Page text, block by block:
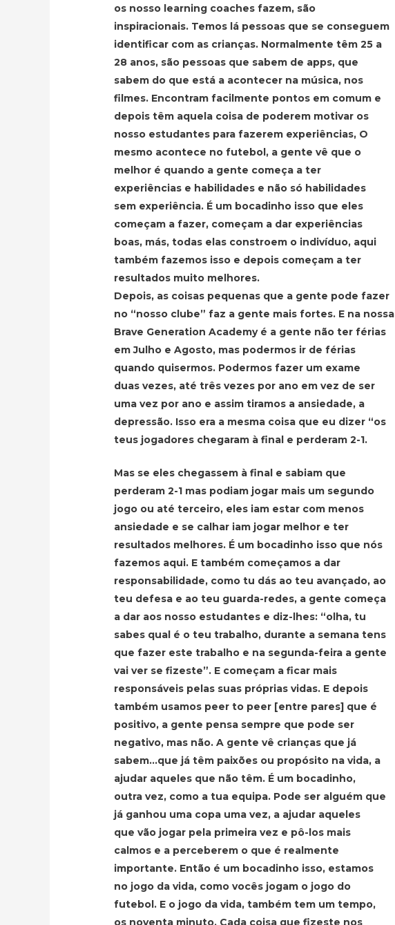
os nosso learning coaches fazem, são
inspiracionais. Temos lá pessoas que se conseguem
identificar com as crianças. Normalmente têm 25 a
28 anos, são pessoas que sabem de apps, que
sabem do que está a acontecer na música, nos
filmes. Encontram facilmente pontos em comum e
depois têm aquela coisa de poderem motivar os
nosso estudantes para fazerem experiências, O
mesmo acontece no futebol, a gente vê que o
melhor é quando a gente começa a ter
experiências e habilidades e não só habilidades
sem experiência. É um bocadinho isso que eles
começam a fazer, começam a dar experiências
boas, más, todas elas constroem o indivíduo, aqui
também fazemos isso e depois começam a ter
resultados muito melhores.
Depois, as coisas pequenas que a gente pode fazer
no “nosso clube” faz a gente mais fortes. E na nossa
Brave Generation Academy é a gente não ter férias
em Julho e Agosto, mas podermos ir de férias
quando quisermos. Podermos fazer um exame
duas vezes, até três vezes por ano em vez de ser
uma vez por ano e assim tiramos a ansiedade, a
depressão. Isso era a mesma coisa que eu dizer “os
teus jogadores chegaram à final e perderam 2-1.
Mas se eles chegassem à final e sabiam que
perderam 2-1 mas podiam jogar mais um segundo
jogo ou até terceiro, eles iam estar com menos
ansiedade e se calhar iam jogar melhor e ter
resultados melhores. É um bocadinho isso que nós
fazemos aqui. E também começamos a dar
responsabilidade, como tu dás ao teu avançado, ao
teu defesa e ao teu guarda-redes, a gente começa
a dar aos nosso estudantes e diz-lhes: “olha, tu
sabes qual é o teu trabalho, durante a semana tens
que fazer este trabalho e na segunda-feira a gente
vai ver se fizeste”. E começam a ficar mais
responsáveis pelas suas próprias vidas. E depois
também usamos peer to peer [entre pares] que é
positivo, a gente pensa sempre que pode ser
negativo, mas não. A gente vê crianças que já
sabem…que já têm paixões ou propósito na vida, a
ajudar aqueles que não têm. É um bocadinho,
outra vez, como a tua equipa. Pode ser alguém que
já ganhou uma copa uma vez, a ajudar aqueles
que vão jogar pela primeira vez e pô-los mais
calmos e a perceberem o que é realmente
importante. Então é um bocadinho isso, estamos
no jogo da vida, como vocês jogam o jogo do
futebol. E o jogo da vida, também tem um tempo,
os noventa minuto. Cada coisa que fizeste nos